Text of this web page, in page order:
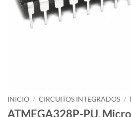
INICIO / CIRCUITOS INTEGRADOS /
ATMEGA328P-PU.